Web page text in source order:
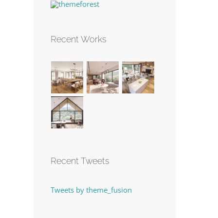
Recent Works
Recent Tweets
Tweets by theme_fusion